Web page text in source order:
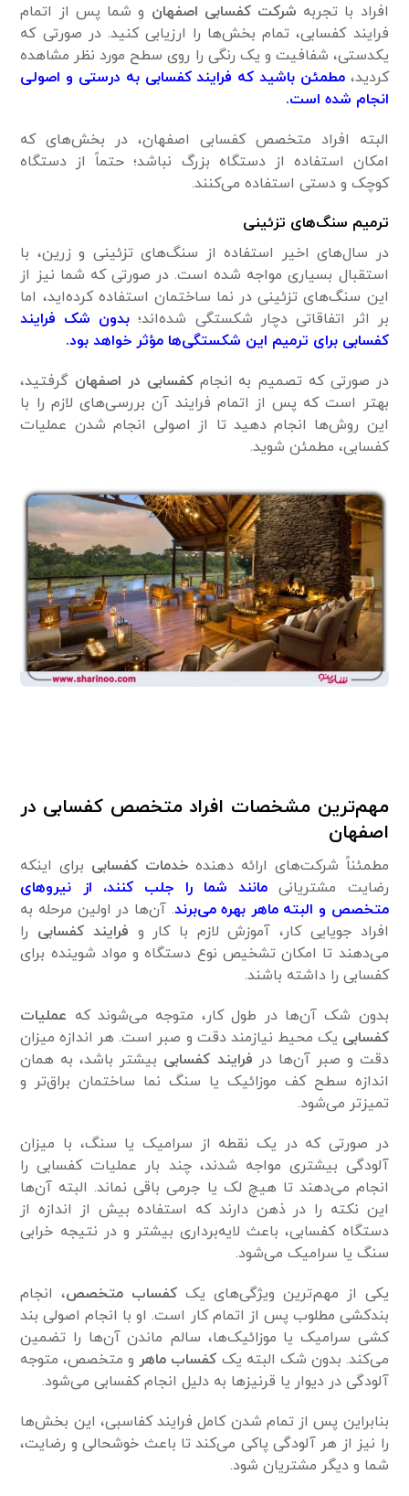
افراد با تجربه شرکت کفسابی اصفهان و شما پس از اتمام
فرایند کفسابی، تمام بخش‌ها را ارزیابی کنید. در صورتی که
یکدستی، شفافیت و یک رنگی را روی سطح مورد نظر مشاهده
کردید،مطمئن باشید که فرایند کفسابی به درستی و اصولی
انجام شده است.
البته افراد متخصص کفسابی اصفهان، در بخش‌های که
امکان استفاده از دستگاه بزرگ نباشد؛ حتماً از دستگاه
کوچک و دستی استفاده می‌کنند.
ترمیم سنگ‌های تزئینی
در سال‌های اخیر استفاده از سنگ‌های تزئینی و زرین، با
استقبال بسیاری مواجه شده است. در صورتی که شما نیز از
این سنگ‌های تزئینی در نما ساختمان استفاده کرده‌اید، اما
بر اثر اتفاقاتی دچار شکستگی شده‌اند؛بدون شک فرایند
کفسابی برای ترمیم این شکستگی‌ها مؤثر خواهد بود.
در صورتی که تصمیم به انجامکفسابی در اصفهان گرفتید،
بهتر است که پس از اتمام فرایند آن بررسی‌های لازم را با
این روش‌ها انجام دهید تا از اصولی انجام شدن عملیات
کفسابی، مطمئن شوید.
مهم‌ترین مشخصات افراد متخصص کفسابی در
اصفهان
مطمئناً شرکت‌های ارائه دهنده خدمات کفسابی برای اینکه
رضایت مشتریانیمانند شما را جلب کنند، از نیرو‌های
متخصص و البته ماهر بهره می‌برند. آن‌ها در اولین مرحله به
افراد جویایی کار، آموزش لازم با کار و فرایند کفسابی را
می‌دهند تا امکان تشخیص نوع دستگاه و مواد شوینده برای
کفسابی را داشته باشند.
بدون شک آن‌ها در طول کار، متوجه می‌شوند که عملیات
کفسابی یک محیط نیاز‌مند دقت و صبر است. هر اندازه میزان
دقت و صبر آن‌ها در فرایند کفسابی بیشتر باشد، به همان
اندازه سطح کف موزائیک یا سنگ نما ساختمان براق‌تر و
تمیز‌تر می‌شود.
در صورتی که در یک نقطه از سرامیک یا سنگ، با میزان
آلودگی بیشتری مواجه شدند، چند بار عملیات کفسابی را
انجام می‌دهند تا هیچ لک یا جرمی باقی نماند. البته آن‌ها
این نکته را در ذهن دارند که استفاده بیش از اندازه از
دستگاه کفسابی، باعث لایه‌برداری بیشتر و در نتیجه خرابی
سنگ یا سرامیک می‌شود.
یکی از مهم‌ترین ویژگی‌های یک کفساب متخصص، انجام
بندکشی مطلوب پس از اتمام کار است. او با انجام اصولی بند
کشی سرامیک یا موزائیک‌ها، سالم ماندن آن‌ها را تضمین
می‌کند. بدون شک البته یک کفساب ماهر و متخصص، متوجه
آلودگی در دیوار یا قرنیز‌ها به دلیل انجام کفسابی می‌شود.
بنابراین پس از تمام شدن کامل فرایند کفاسبی، این بخش‌ها
را نیز از هر آلودگی پاکی می‌کند تا باعث خوشحالی و رضایت،
شما و دیگر مشتریان شود.